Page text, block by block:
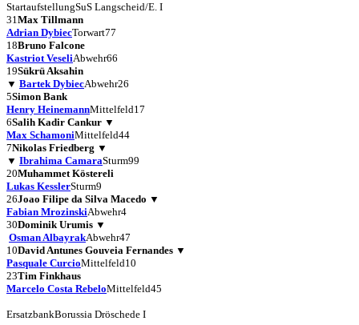
StartaufstellungSuS Langscheid/E. I
31Max Tillmann
Adrian DybiecTorwart77
18Bruno Falcone
Kastriot VeseliAbwehr66
19Sükrü Aksahin
▼ Bartek DybiecAbwehr26
5Simon Bank
Henry HeinemannMittelfeld17
6Salih Kadir Cankur ▼
Max SchamoniMittelfeld44
7Nikolas Friedberg ▼
▼ Ibrahima CamaraSturm99
20Muhammet Köstereli
Lukas KesslerSturm9
26Joao Filipe da Silva Macedo ▼
Fabian MrozinskiAbwehr4
30Dominik Urumis ▼
Osman AlbayrakAbwehr47
10David Antunes Gouveia Fernandes ▼
Pasquale CurcioMittelfeld10
23Tim Finkhaus
Marcelo Costa RebeloMittelfeld45
ErsatzbankBorussia Dröschede I